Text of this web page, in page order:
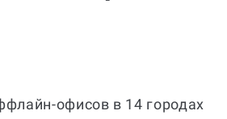
офисов в 14 городах